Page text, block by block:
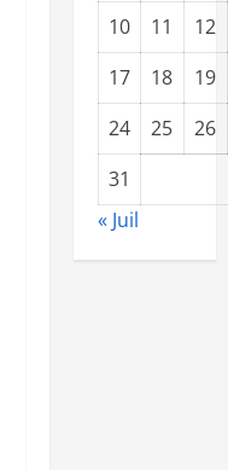
10
11
12
17
18
19
24
25
26
31
« Juil